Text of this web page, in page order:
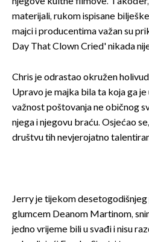
materijali, rukom ispisane
majci i producentima važan su
Day That Clown Cried' nikada
Chris je odrastao okružen
Upravo je majka bila ta koja ga
važnost poštovanja ne običnog
njega i njegovu braću. Osjećao
društvu tih nevjerojatno
Jerry je tijekom
glumcem Deanom Martinom,
jedno vrijeme bili u svađi i nisu